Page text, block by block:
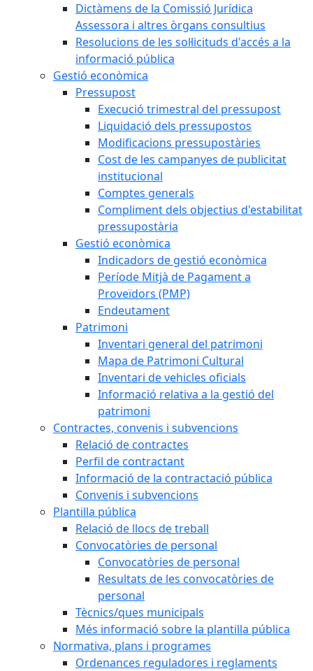
Dictàmens de la Comissió Jurídica
Assessora i altres òrgans consultius
Resolucions de les sol·licituds d'accés a la
informació pública
Gestió econòmica
Pressupost
Execució trimestral del pressupost
Liquidació dels pressupostos
Modificacions pressupostàries
Cost de les campanyes de publicitat
institucional
Comptes generals
Compliment dels objectius d'estabilitat
pressupostària
Gestió econòmica
Indicadors de gestió econòmica
Període Mitjà de Pagament a
Proveïdors (PMP)
Endeutament
Patrimoni
Inventari general del patrimoni
Mapa de Patrimoni Cultural
Inventari de vehicles oficials
Informació relativa a la gestió del
patrimoni
Contractes, convenis i subvencions
Relació de contractes
Perfil de contractant
Informació de la contractació pública
Convenis i subvencions
Plantilla pública
Relació de llocs de treball
Convocatòries de personal
Convocatòries de personal
Resultats de les convocatòries de
personal
Tècnics/ques municipals
Més informació sobre la plantilla pública
Normativa, plans i programes
Ordenances reguladores i reglaments